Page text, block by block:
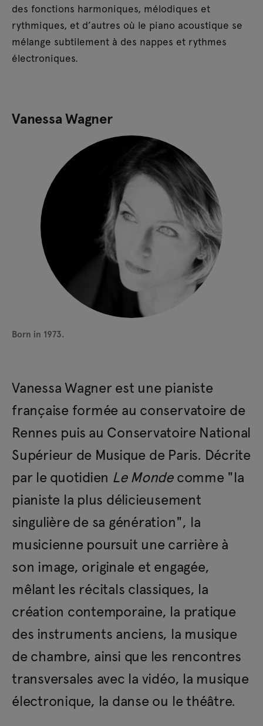
des fonctions harmoniques, mélodiques et
rythmiques, et d’autres où le piano acoustique se
mélange subtilement à des nappes et rythmes
électroniques.
Vanessa Wagner
Born in 1973.
Vanessa Wagner est une pianiste
française formée au conservatoire de
Rennes puis au Conservatoire National
Supérieur de Musique de Paris. Décrite
par le quotidien Le Mondecomme "la
pianiste la plus délicieusement
singulière de sa génération", la
musicienne poursuit une carrière à
son image, originale et engagée,
mêlant les récitals classiques, la
création contemporaine, la pratique
des instruments anciens, la musique
de chambre, ainsi que les rencontres
transversales avec la vidéo, la musique
électronique, la danse ou le théâtre.